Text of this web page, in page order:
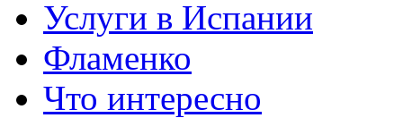
Услуги в Испании
Фламенко
Что интересно